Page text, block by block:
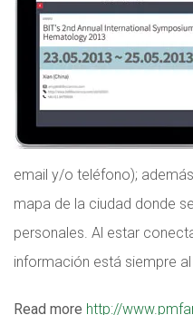
email y/o teléfono);
mapa de la ciudad donde
personales. Al estar
información está siempre
Read more http://